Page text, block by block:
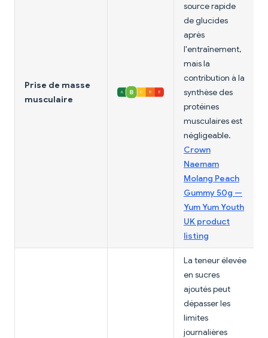
Prise de masse
musculaire
source rapide
de glucides
après
l'entraînement,
mais la
contribution à la
synthèse des
protéines
musculaires est
négligeable.
Crown
Naemam
Molang Peach
Gummy 50g —
Yum Yum Youth
UK product
listing
La teneur élevée
en sucres
ajoutés peut
dépasser les
limites
journalières